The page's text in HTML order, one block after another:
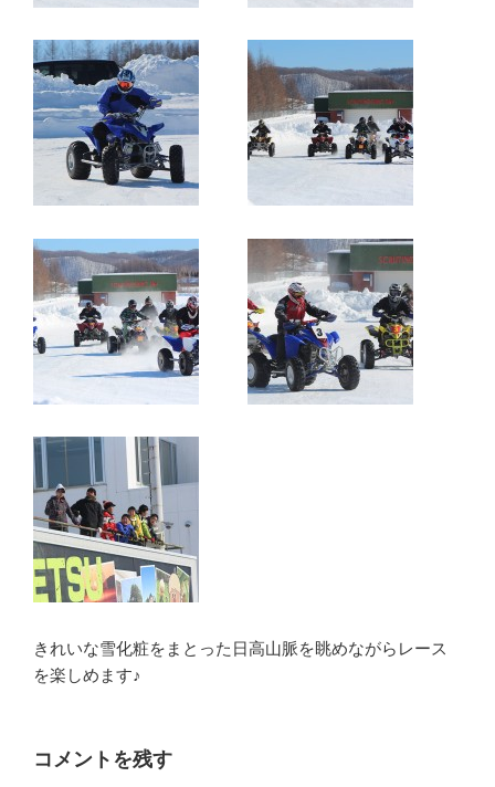
きれいな雪化粧をまとった日高山脈を眺めながらレース
を楽しめます♪
コメントを残す